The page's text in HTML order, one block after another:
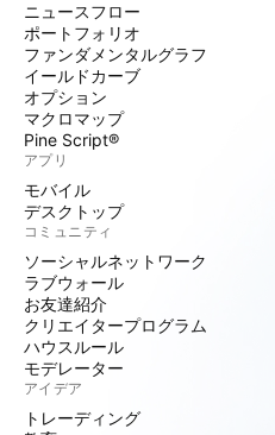
ニュースフロー
ポートフォリオ
ファンダメンタルグラフ
イールドカーブ
オプション
マクロマップ
Pine Script®
アプリ
モバイル
デスクトップ
コミュニティ
ソーシャルネットワーク
ラブウォール
お友達紹介
クリエイタープログラム
ハウスルール
モデレーター
アイデア
トレーディング